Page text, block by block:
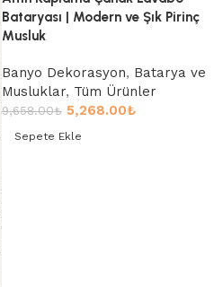
Bataryası | Modern ve Şık Pirinç
Musluk
Banyo Dekorasyon, Batarya ve
Musluklar, Tüm Ürünler
9,658.00₺ 5,268.00₺
Sepete Ekle